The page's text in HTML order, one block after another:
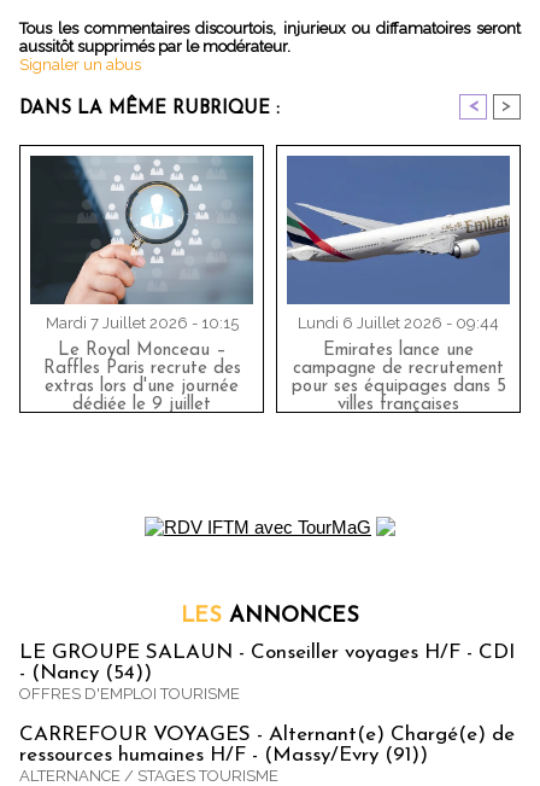
Tous les commentaires discourtois, injurieux ou diffamatoires seront
aussitôt supprimés par le modérateur.
Signaler un abus
DANS LA MÊME RUBRIQUE : < >
Mardi 7 Juillet 2026 - 10:15
Le Royal Monceau –
Raffles Paris recrute des
extras lors d'une journée
dédiée le 9 juillet
Lundi 6 Juillet 2026 - 09:44
Emirates lance une
campagne de recrutement
pour ses équipages dans 5
villes françaises
LES ANNONCES
LE GROUPE SALAUN - Conseiller voyages H/F - CDI
- (Nancy (54))
OFFRES D'EMPLOI TOURISME
CARREFOUR VOYAGES - Alternant(e) Chargé(e) de
ressources humaines H/F - (Massy/Evry (91))
ALTERNANCE / STAGES TOURISME